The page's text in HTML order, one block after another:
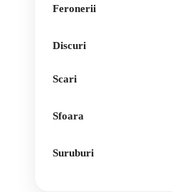
Feronerii
Discuri
Scari
Sfoara
Suruburi